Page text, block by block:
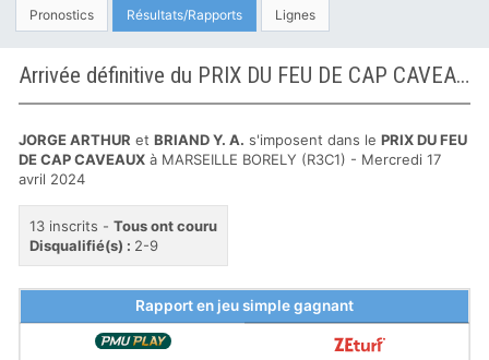
Pronostics Résultats/Rapports Lignes
Arrivée définitive du PRIX DU FEU DE CAP CAVEAUX à MARSEILLE BORELY
JORGE ARTHUR et BRIAND Y. A. s'imposent dans le PRIX DU FEU
DE CAP CAVEAUX à MARSEILLE BORELY (R3C1) - Mercredi 17
avril 2024
13 inscrits - Tous ont couru
Disqualifié(s) : 2-9
Rapport en jeu simple gagnant